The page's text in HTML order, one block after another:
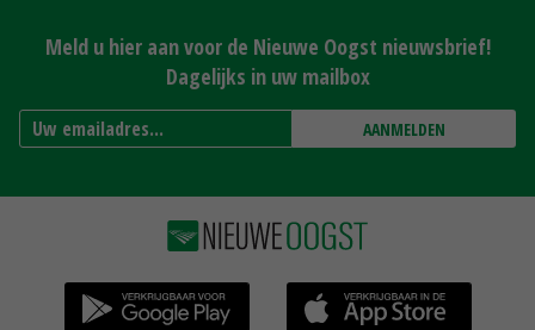
Meld u hier aan voor de Nieuwe Oogst nieuwsbrief!
Dagelijks in uw mailbox
AANMELDEN